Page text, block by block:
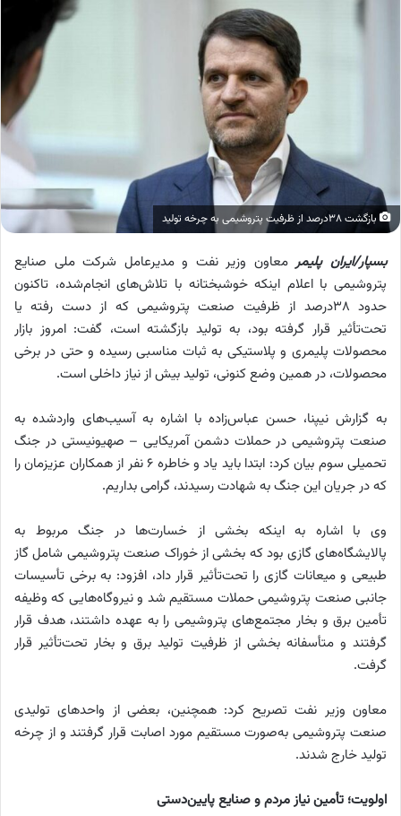
بازگشت ۳۸درصد از ظرفیت پتروشیمی به چرخه تولید
بسپار/ایران پلیمرمعاون وزیر نفت و مدیرعامل شرکت ملی صنایع
پتروشیمی با اعلام اینکه خوشبختانه با تلاش‌های انجام‌شده، تاکنون
حدود ۳۸درصد از ظرفیت‌ صنعت پتروشیمی که از دست‌ رفته یا
تحت‌تأثیر قرار گرفته بود، به تولید بازگشته‌ است، گفت: امروز بازار
محصولات پلیمری و پلاستیکی به ثبات مناسبی رسیده و حتی در برخی
محصولات، در همین وضع کنونی، تولید بیش از نیاز داخلی است.
به گزارش نیپنا، حسن عباس‌زاده با اشاره به آسیب‌های واردشده به
صنعت پتروشیمی در حملات دشمن آمریکایی – صهیونیستی در جنگ
تحمیلی سوم بیان کرد: ابتدا باید یاد و خاطره ۶ نفر از همکاران عزیزمان را
که در جریان این جنگ به شهادت رسیدند، گرامی بداریم.
وی با اشاره به اینکه بخشی از خسارت‌ها در جنگ مربوط به
پالایشگاه‌های گازی بود که بخشی از خوراک صنعت پتروشیمی شامل گاز
طبیعی و میعانات گازی را تحت‌تأثیر قرار داد، افزود: به برخی تأسیسات
جانبی صنعت پتروشیمی حملات مستقیم شد و نیروگاه‌هایی که وظیفه
تأمین برق و بخار مجتمع‌های پتروشیمی را به عهده داشتند، هدف قرار
گرفتند و متأسفانه بخشی از ظرفیت تولید برق و بخار تحت‌تأثیر قرار
گرفت.
معاون وزیر نفت تصریح کرد: همچنین، بعضی از واحدهای تولیدی
صنعت پتروشیمی به‌صورت مستقیم مورد اصابت قرار گرفتند و از چرخه
تولید خارج شدند.
اولویت؛ تأمین نیاز مردم و صنایع پایین‌دستی